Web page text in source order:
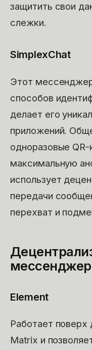
защитить свои
слежки.
SimplexChat
Этот
способов
делает его
приложений.
одноразовые
максимальную
использует
передачи
перехват и
Element
Работает поверх
Matrix и